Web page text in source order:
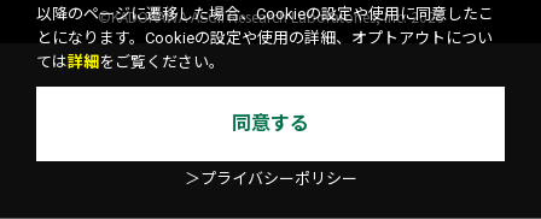
©KADOKAWA ASCII Research Laboratories, Inc. 2026
以降のページに遷移した場合、Cookieの設定や使用に同意したこ
とになります。Cookieの設定や使用の詳細、オプトアウトについ
ては詳細 をご覧ください。
同意する
＞プライバシーポリシー